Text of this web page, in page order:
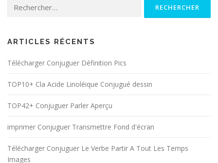
ARTICLES RÉCENTS
Télécharger Conjuguer Définition Pics
TOP10+ Cla Acide Linoléique Conjugué dessin
TOP42+ Conjuguer Parler Aperçu
imprimer Conjuguer Transmettre Fond d'écran
Télécharger Conjuguer Le Verbe Partir A Tout Les Temps
Images